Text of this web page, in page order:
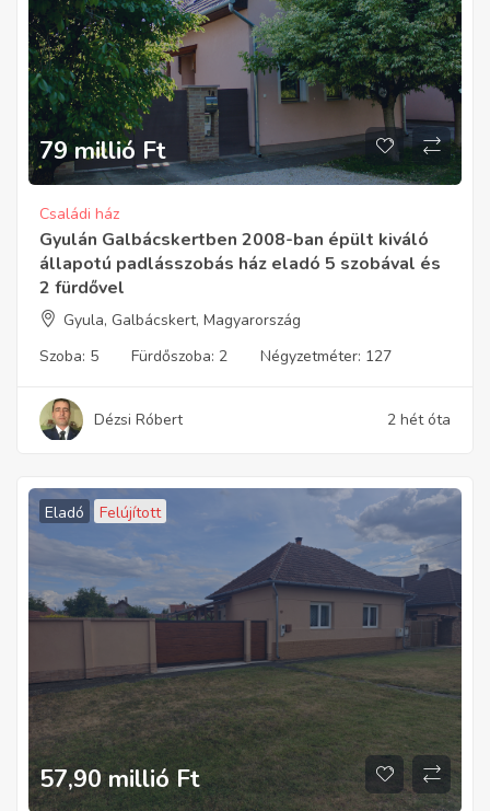
79 millió Ft
Családi ház
Gyulán Galbácskertben 2008-ban épült kiváló
állapotú padlásszobás ház eladó 5 szobával és
2 fürdővel
Gyula, Galbácskert, Magyarország
Szoba: 5 Fürdőszoba: 2 Négyzetméter: 127
Dézsi Róbert 2 hét óta
Eladó Felújított
57,90 millió Ft